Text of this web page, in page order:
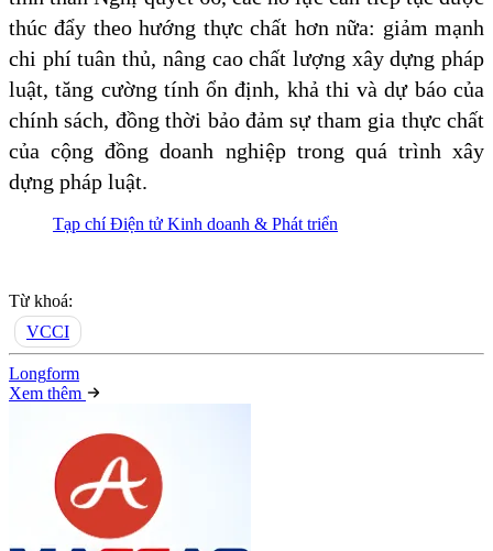
thúc đẩy theo hướng thực chất hơn nữa: giảm mạnh
chi phí tuân thủ, nâng cao chất lượng xây dựng pháp
luật, tăng cường tính ổn định, khả thi và dự báo của
chính sách, đồng thời bảo đảm sự tham gia thực chất
của cộng đồng doanh nghiệp trong quá trình xây
dựng pháp luật.
Tạp chí Điện tử Kinh doanh & Phát triển
Từ khoá:
VCCI
Longform
Xem thêm